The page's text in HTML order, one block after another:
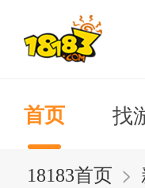
首页 找
18183首页 >